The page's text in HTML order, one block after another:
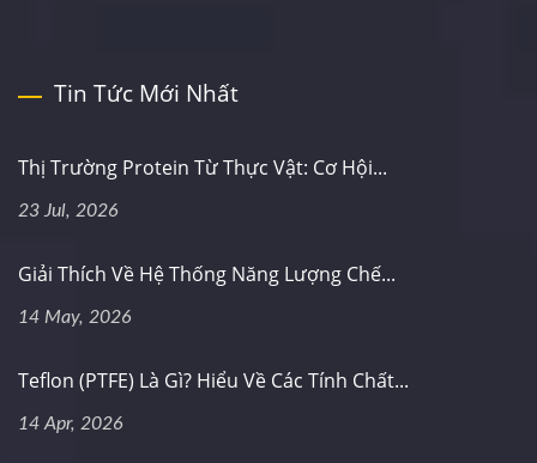
Tin Tức Mới Nhất
Thị Trường Protein Từ Thực Vật: Cơ Hội...
23 Jul, 2026
Giải Thích Về Hệ Thống Năng Lượng Chế...
14 May, 2026
Teflon (PTFE) Là Gì? Hiểu Về Các Tính Chất...
14 Apr, 2026